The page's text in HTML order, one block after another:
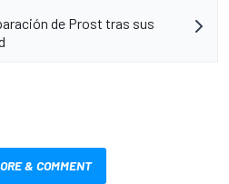
de Prost tras sus
& COMMENT